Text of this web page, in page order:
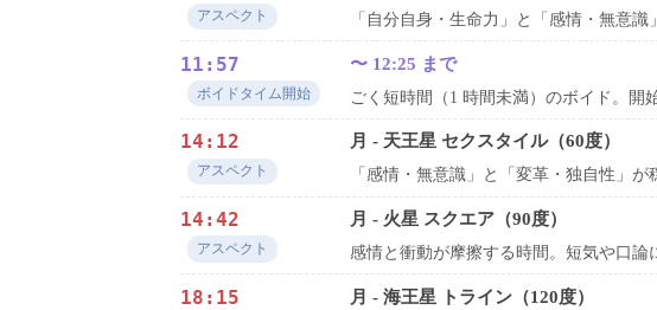
アスペクト 「自分自身・生命力」と「感情・無意
11:57
ボイドタイム開始
〜 12:25 まで
ごく短時間（1 時間未満）のボイド。開
14:12
アスペクト
月 - 天王星 セクスタイル（60度）
「感情・無意識」と「変革・独自性」
14:42
アスペクト
月 - 火星 スクエア（90度）
感情と衝動が摩擦する時間。短気や口論
18:15 月 - 海王星 トライン（120度）